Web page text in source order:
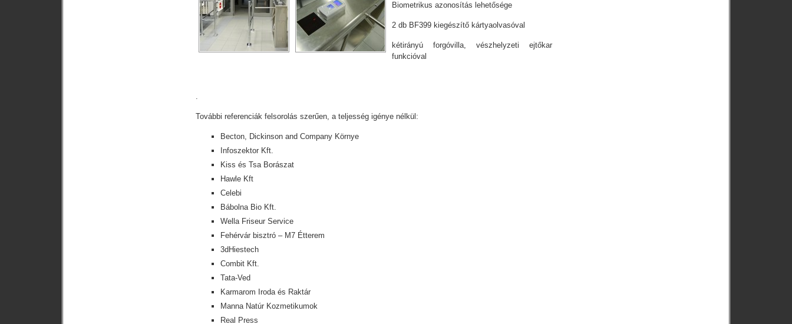
Biometrikus azonosítás lehetősége
2 db BF399 kiegészítő kártyaolvasóval
kétirányú forgóvilla, vészhelyzeti ejtőkar
funkcióval
.
További referenciák felsorolás szerűen, a teljesség igénye nélkül:
Becton, Dickinson and Company Környe
Infoszektor Kft.
Kiss és Tsa Borászat
Hawle Kft
Celebi
Bábolna Bio Kft.
Wella Friseur Service
Fehérvár bisztró – M7 Étterem
3dHiestech
Combit Kft.
Tata-Ved
Karmarom Iroda és Raktár
Manna Natúr Kozmetikumok
Real Press